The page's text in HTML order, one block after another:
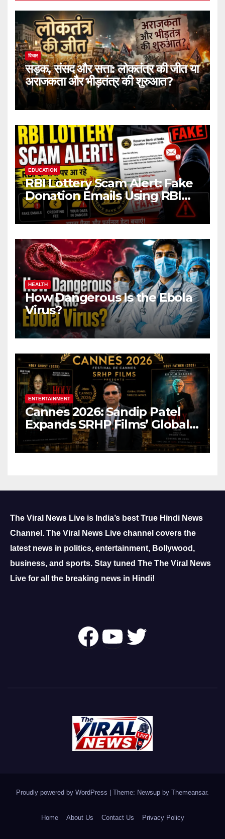
विचार
सड़क, संसद और सत्ता: लोकतंत्र की जीत या
अराजकता और भीड़तंत्र की शुरुआत?
EDUCATION
RBI Lottery Scam Alert: Fake
Donation Emails Using RBI
Name Target Indian Users
HEALTH
How Dangerous Is the Ebola
Virus?
ENTERTAINMENT
Cannes 2026: Sandip Patel
Expands SRHP Films’ Global
Reach
The Viral News Live is India’s best True Hindi News
Channel. The Viral News Live channel covers the
latest news in politics, entertainment, Bollywood,
business, and sports. Stay tuned The The Viral News
Live for all the breaking news in Hindi!
Follow Us OnYouTube
Twitter
Proudly powered by WordPress | Theme: Newsup by Themeansar.
Home About Us Contact Us Privacy Policy